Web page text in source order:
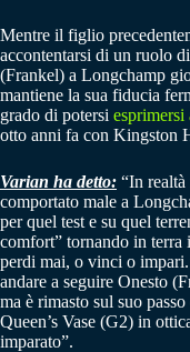
Mentre il figlio
accontentarsi di un ruolo
(Frankel) a Longchamp
mantiene la sua fiducia
grado di potersi
otto anni fa con Kingston
Varian ha detto: “In
comportato male a
per quel test e su quel
comfort” tornando in terra
perdi mai, o vinci o
andare a seguire Onesto
ma è rimasto sul suo
Queen’s Vase (G2) in
imparato”.